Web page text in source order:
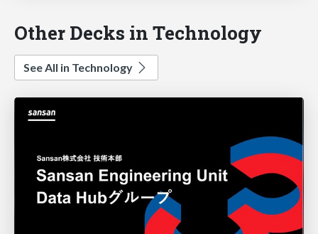
Other Decks in Technology
See All in Technology